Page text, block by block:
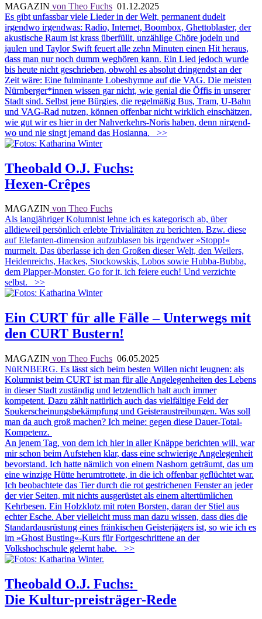
MAGAZIN von Theo Fuchs 01.12.2025
Es gibt unfassbar viele Lieder in der Welt, permanent dudelt
irgendwo irgendwas: Radio, Internet, Boombox, Ghettoblaster, der
akustische Raum ist krass überfüllt, unzählige Chöre jodeln und
jaulen und Taylor Swift feuert alle zehn Minuten einen Hit heraus,
dass man nur noch dumm weghören kann. Ein Lied jedoch wurde
bis heute nicht geschrieben, obwohl es absolut dringendst an der
Zeit wäre: Eine fulminante Lobeshymne auf die VAG. Die meisten
Nürnberger*innen wissen gar nicht, wie genial die Öffis in unserer
Stadt sind. Selbst jene Bürgies, die regelmäßig Bus, Tram, U-Bahn
und VAG-Rad nutzen, können offenbar nicht wirklich einschätzen,
wie gut wir es hier in der Nahverkehrs-Noris haben, denn nirgend-
wo und nie singt jemand das Hosianna.
>>
Theobald O.J. Fuchs:
Hexen-Crêpes
MAGAZIN von Theo Fuchs
Als langjähriger Kolumnist lehne ich es kategorisch ab, über
alldieweil persönlich erlebte Trivialitäten zu berichten. Bzw. diese
auf Elefanten-dimension aufzublasen bis irgendwer »Stopp!«
murmelt. Das überlasse ich den Großen dieser Welt, den Weilers,
Heidenreichs, Hackes, Stockowskis, Lobos sowie Hubba-Bubba,
dem Plapper-Monster. Go for it, ich feiere euch! Und verzichte
selbst.
>>
Ein CURT für alle Fälle – Unterwegs mit
den CURT Bustern!
MAGAZIN von Theo Fuchs 06.05.2025
NüRNBERG. Es lässt sich beim besten Willen nicht leugnen: als
Kolumnist beim CURT ist man für alle Angelegenheiten des Lebens
in dieser Stadt zuständig und letztendlich halt auch immer
kompetent. Dazu zählt natürlich auch das vielfältige Feld der
Spukerscheinungsbekämpfung und Geisteraustreibungen. Was soll
man da auch groß machen? Ich meine: gegen diese Dauer-Total-
Kompetenz.
An jenem Tag, von dem ich hier in aller Knäppe berichten will, war
mirschon beim Aufstehen klar, dass eine schwierige Angelegenheit
bevorstand. Ich hatte nämlich von einem Nashorn geträumt, das um
eine winzige Hütte herumtrottete, in die ich offenbar geflüchtet war.
Ich beobachtete das Tier durch die rot gestrichenen Fenster an jeder
der vier Seiten, mit nichts ausgerüstet als einem altertümlichen
Kehrbesen. Ein Holzklotz mit roten Borsten, daran der Stiel aus
echter Esche. Aber vielleicht muss man dazu wissen, dass dies die
Standardausrüstung eines fränkischen Geisterjägers ist, so wie ich es
im »Ghost Busting«-Kurs für Fortgeschrittene an der
Volkshochschule gelernt habe.
>>
Theobald O.J. Fuchs:
Die Kultur-preisträger-Rede